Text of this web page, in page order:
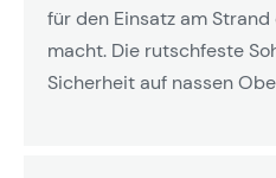
für den Einsatz am
macht. Die rutschfeste
Sicherheit auf nassen